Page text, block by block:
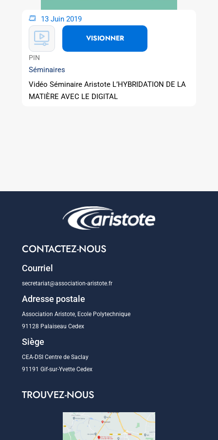
13 Juin 2019
VISIONNER
PIN
Séminaires
Vidéo Séminaire Aristote L’HYBRIDATION DE LA
MATIÈRE AVEC LE DIGITAL
CONTACTEZ-NOUS
Courriel
secretariat@association-aristote.fr
Adresse postale
Association Aristote, Ecole Polytechnique
91128 Palaiseau Cedex
Siège
CEA-DSI Centre de Saclay
91191 Gif-sur-Yvette Cedex
TROUVEZ-NOUS